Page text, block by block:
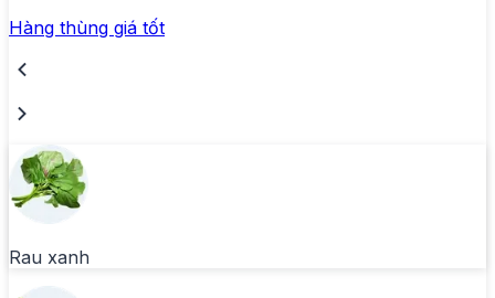
Hàng thùng giá tốt
Rau xanh